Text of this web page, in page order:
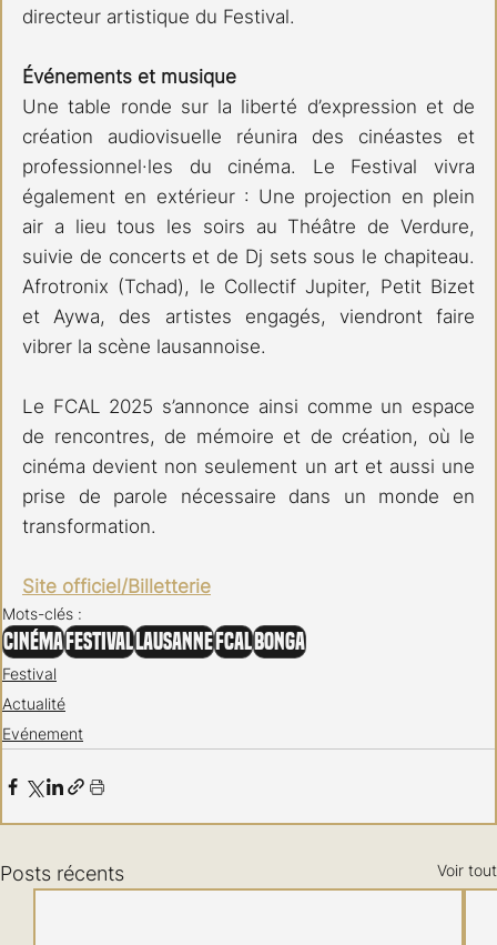
directeur artistique du Festival.
Événements et musique
Une table ronde sur la liberté d’expression et de
création audiovisuelle réunira des cinéastes et
professionnel·les du cinéma. Le Festival vivra
également en extérieur : Une projection en plein
air a lieu tous les soirs au Théâtre de Verdure,
suivie de concerts et de Dj sets sous le chapiteau.
Afrotronix (Tchad), le Collectif Jupiter, Petit Bizet
et Aywa, des artistes engagés, viendront faire
vibrer la scène lausannoise.
Le FCAL 2025 s’annonce ainsi comme un espace
de rencontres, de mémoire et de création, où le
cinéma devient non seulement un art et aussi une
prise de parole nécessaire dans un monde en
transformation.
Site officiel/Billetterie
Mots-clés :
Cinéma Festival Lausanne FCAL Bonga
Festival
Actualité
Evénement
Posts récents Voir tout